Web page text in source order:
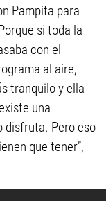
Pampita para
si toda la
con el
al aire,
tranquilo y ella
una
disfruta. Pero eso
que tener”,